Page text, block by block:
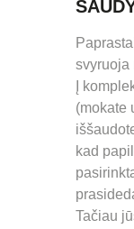
svyruoja
Į
(mokate
kad
Tačiau